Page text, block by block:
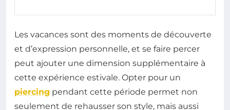
Les vacances sont des moments de découverte
et d’expression personnelle, et se faire percer
peut ajouter une dimension supplémentaire à
cette expérience estivale. Opter pour un
piercing pendant cette période permet non
seulement de rehausser son style, mais aussi